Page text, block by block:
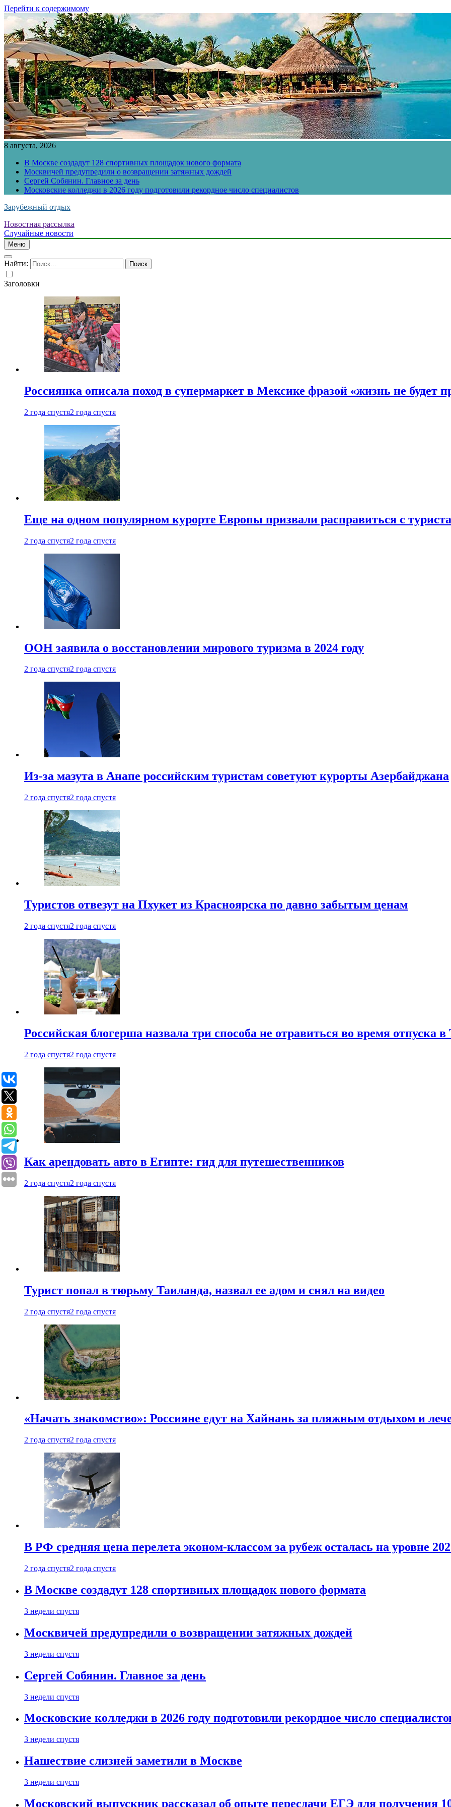
Перейти к содержимому
8 августа, 2026
В Москве создадут 128 спортивных площадок нового формата
Москвичей предупредили о возвращении затяжных дождей
Сергей Собянин. Главное за день
Московские колледжи в 2026 году подготовили рекордное число специалистов
Зарубежный отдых
Новостная рассылка
Случайные новости
Меню
Найти:
Заголовки
Россиянка описала поход в супермаркет в Мексике фразой «жизнь не будет
2 года спустя2 года спустя
Еще на одном популярном курорте Европы призвали расправиться с
2 года спустя2 года спустя
ООН заявила о восстановлении мирового туризма в 2024 году
2 года спустя2 года спустя
Из-за мазута в Анапе российским туристам советуют курорты Азербайджана
2 года спустя2 года спустя
Туристов отвезут на Пхукет из Красноярска по давно забытым ценам
2 года спустя2 года спустя
Российская блогерша назвала три способа не отравиться во время отпуска в
2 года спустя2 года спустя
Как арендовать авто в Египте: гид для путешественников
2 года спустя2 года спустя
Турист попал в тюрьму Таиланда, назвал ее адом и снял на видео
2 года спустя2 года спустя
«Начать знакомство»: Россияне едут на Хайнань за пляжным отдыхом и
2 года спустя2 года спустя
В РФ средняя цена перелета эконом-классом за рубеж осталась на уровне
2 года спустя2 года спустя
В Москве создадут 128 спортивных площадок нового формата
3 недели спустя
Москвичей предупредили о возвращении затяжных дождей
3 недели спустя
Сергей Собянин. Главное за день
3 недели спустя
Московские колледжи в 2026 году подготовили рекордное число
3 недели спустя
Нашествие слизней заметили в Москве
3 недели спустя
Московский выпускник рассказал об опыте пересдачи ЕГЭ для получения